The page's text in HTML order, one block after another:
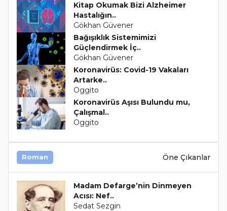
Kitap Okumak Bizi Alzheimer
Hastalığın..
Gökhan Güvener
Bağışıklık Sistemimizi
Güçlendirmek İç..
Gökhan Güvener
Koronavirüs: Covid-19 Vakaları
Artarke..
Oggito
Koronavirüs Aşısı Bulundu mu,
Çalışmal..
Oggito
Roman Öne Çıkanlar
Madam Defarge’nin Dinmeyen
Acısı: Nef..
Sedat Sezgin